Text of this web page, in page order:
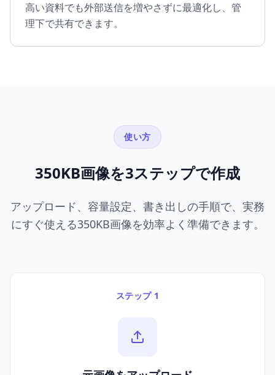
高い資料でも外部送信を増やさずに最適化し、管
理下で共有できます。
使い方
350KB画像を3ステップで作成
アップロード、容量設定、書き出しの手順で、実務
にすぐ使える350KB画像を効率よく準備できます。
ステップ 1